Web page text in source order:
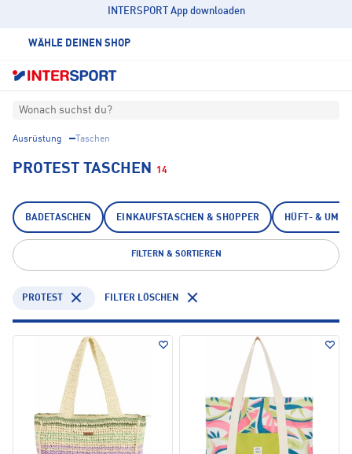
INTERSPORT App downloaden
WÄHLE DEINEN SHOP
Wonach suchst du?
Ausrüstung Taschen
PROTEST TASCHEN 14
BADETASCHEN EINKAUFSTASCHEN & SHOPPER HÜFT- &
FILTERN & SORTIEREN
PROTEST FILTER LÖSCHEN